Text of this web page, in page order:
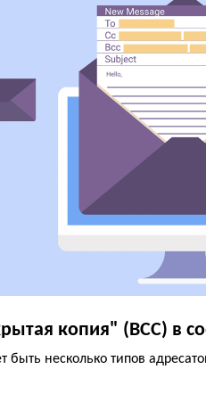
копия" (ВСС) в
несколько типов